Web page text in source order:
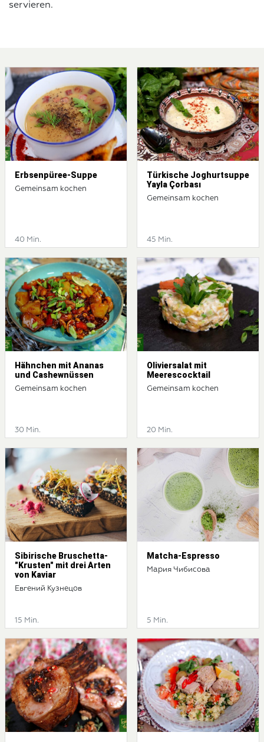
servieren.
Erbsenpüree-Suppe
Gemeinsam kochen
40 Min.
Türkische Joghurtsuppe
Yayla Çorbası
Gemeinsam kochen
45 Min.
Hähnchen mit Ananas
und Cashewnüssen
Gemeinsam kochen
30 Min.
Oliviersalat mit
Meerescocktail
Gemeinsam kochen
20 Min.
Sibirische Bruschetta-
"Krusten" mit drei Arten
von Kaviar
Евгений Кузнецов
15 Min.
Matcha-Espresso
Мария Чибисова
5 Min.